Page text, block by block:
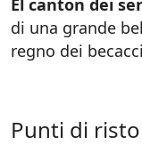
El canton dei
di una grande
regno dei
Punti di